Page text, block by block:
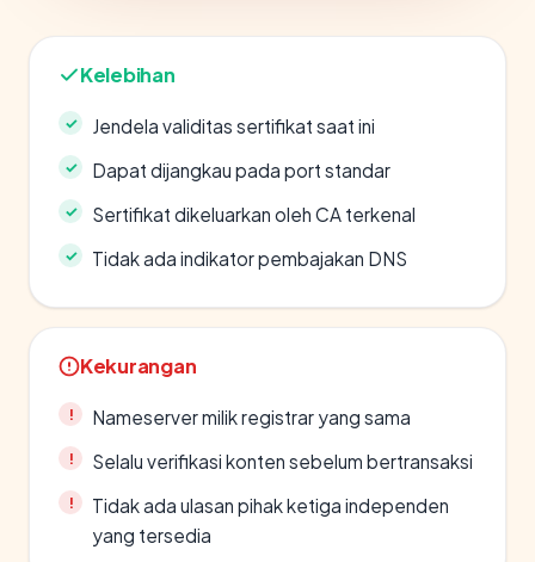
Kelebihan
Jendela validitas sertifikat saat ini
Dapat dijangkau pada port standar
Sertifikat dikeluarkan oleh CA terkenal
Tidak ada indikator pembajakan DNS
Kekurangan
Nameserver milik registrar yang sama
Selalu verifikasi konten sebelum bertransaksi
Tidak ada ulasan pihak ketiga independen
yang tersedia